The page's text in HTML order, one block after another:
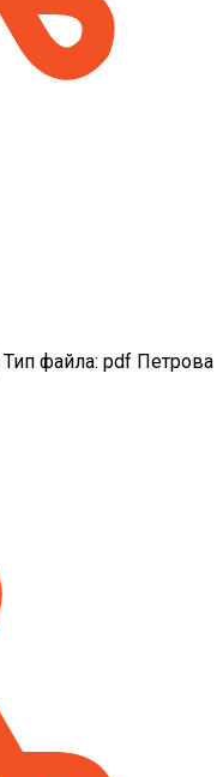
Тип файла: pdf Петрова